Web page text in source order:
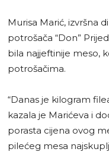
Murisa Marić, izvršna
potrošača “Don”
bila najjeftinije meso,
potrošačima.
“Danas je kilogram
kazala je Marićeva i
porasta cijena ovog
pilećeg mesa